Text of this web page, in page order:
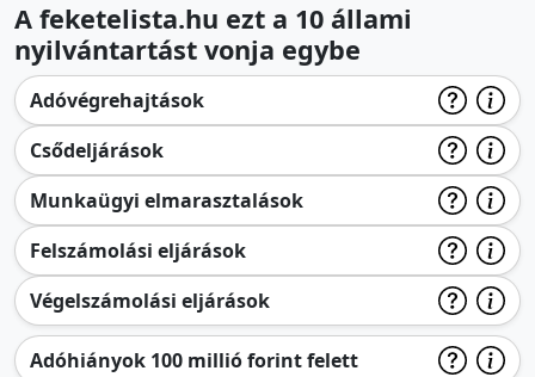
A feketelista.hu ezt a 10 állami
nyilvántartást vonja egybe
Adóvégrehajtások
Csődeljárások
Munkaügyi elmarasztalások
Felszámolási eljárások
Végelszámolási eljárások
Adóhiányok 100 millió forint felett